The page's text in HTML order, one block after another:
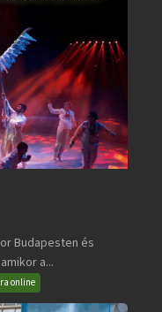
Budapesten és
a...
online